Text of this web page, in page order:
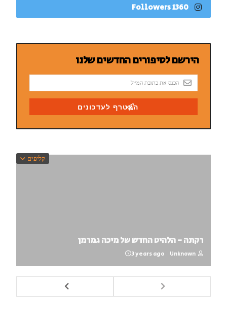
1360 Followers
קליפים
רקתה - הלהיט החדש של מיכה גמרמן
Unknown
3 years ago